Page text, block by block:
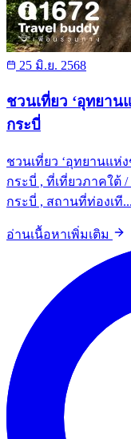
25 มิ.ย. 2568
ชวนเที่ยว ‘อุทยาน
กระบี่
ชวนเที่ยว ‘อุทยานแห่
กระบี่ , ที่เที่ยวภาคใต้ /
กระบี่ , สถานที่ท่องเที...
อ่านเนื้อหาเพิ่มเติม